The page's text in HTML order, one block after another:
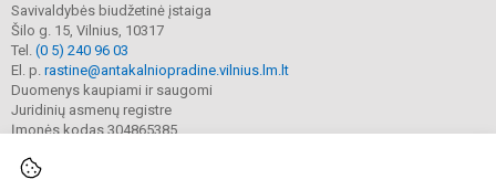
Savivaldybės biudžetinė įstaiga
Šilo g. 15, Vilnius, 10317
Tel. (0 5) 240 96 03
El. p. rastine@antakalniopradine.vilnius.lm.lt
Duomenys kaupiami ir saugomi
Juridinių asmenų registre
Įmonės kodas 304865385